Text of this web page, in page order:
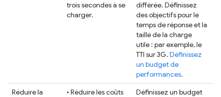
trois secondes à se
charger.
différée. Définissez
des objectifs pour le
temps de réponse et la
taille de la charge
utile : par exemple, le
TTI sur 3G. Définissez
un budget de
performances.
Réduire la
• Réduire les coûts
Définissez un budget